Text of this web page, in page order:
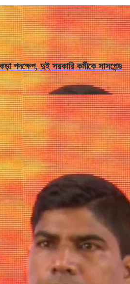
পদক্ষেপ, দুই সরকারি কর্মীকে সাসপেন্ড